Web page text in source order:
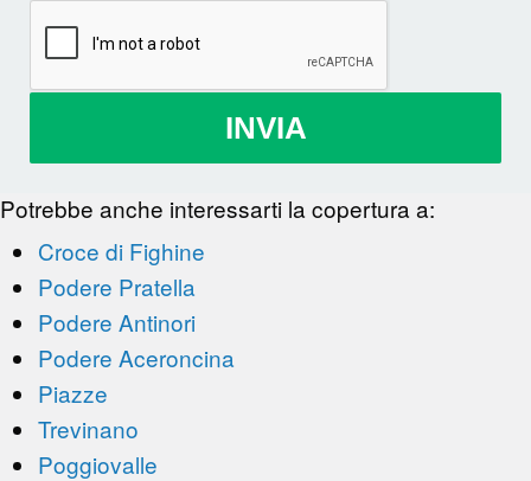
INVIA
Potrebbe anche interessarti la copertura a:
Croce di Fighine
Podere Pratella
Podere Antinori
Podere Aceroncina
Piazze
Trevinano
Poggiovalle